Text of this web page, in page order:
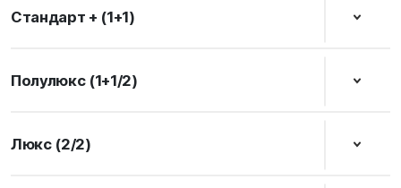
Стандарт + (1+1)
Полулюкс (1+1/2)
Люкс (2/2)